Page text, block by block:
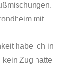
mit
habe ich in
kein Zug hatte